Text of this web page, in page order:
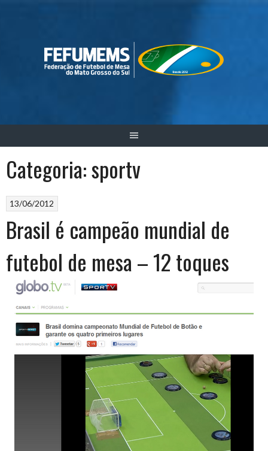
Categoria:sportv
13/06/2012
Brasil é campeão mundial de
futebol de mesa – 12 toques